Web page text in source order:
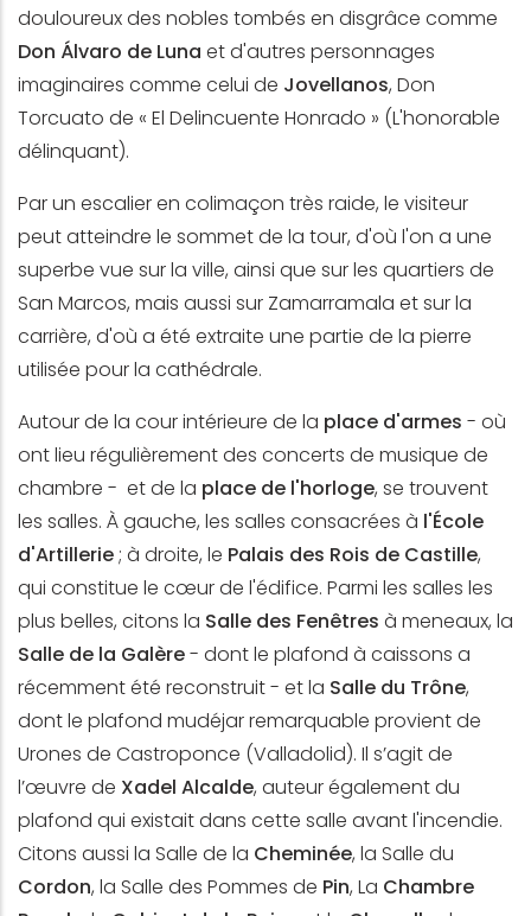
douloureux des nobles tombés en disgrâce comme
Don Álvaro de Luna et d'autres personnages
imaginaires comme celui de Jovellanos, Don
Torcuato de « El Delincuente Honrado » (L'honorable
délinquant).
Par un escalier en colimaçon très raide, le visiteur
peut atteindre le sommet de la tour, d'où l'on a une
superbe vue sur la ville, ainsi que sur les quartiers de
San Marcos, mais aussi sur Zamarramala et sur la
carrière, d'où a été extraite une partie de la pierre
utilisée pour la cathédrale.
Autour de la cour intérieure de la place d'armes - où
ont lieu régulièrement des concerts de musique de
chambre - et de la place de l'horloge, se trouvent
les salles. À gauche, les salles consacrées à l'École
d'Artillerie; à droite, le Palais des Rois de Castille,
qui constitue le cœur de l'édifice. Parmi les salles les
plus belles, citons la Salle des Fenêtres à meneaux, la
Salle de la Galère- dont le plafond à caissons a
récemment été reconstruit - et la Salle du Trône,
dont le plafond mudéjar remarquable provient de
Urones de Castroponce (Valladolid). Il s’agit de
l’œuvre de Xadel Alcalde, auteur également du
plafond qui existait dans cette salle avant l'incendie.
Citons aussi la Salle de la Cheminée, la Salle du
Cordon, la Salle des Pommes de Pin, La Chambre